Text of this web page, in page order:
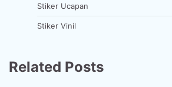
Stiker Ucapan
Stiker Vinil
Related Posts